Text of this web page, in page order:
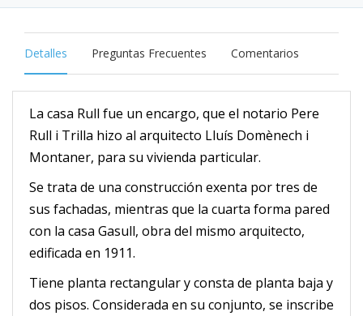
Detalles Preguntas Frecuentes Comentarios
La casa Rull fue un encargo, que el notario Pere
Rull i Trilla hizo al arquitecto Lluís Domènech i
Montaner, para su vivienda particular.
Se trata de una construcción exenta por tres de
sus fachadas, mientras que la cuarta forma pared
con la casa Gasull, obra del mismo arquitecto,
edificada en 1911.
Tiene planta rectangular y consta de planta baja y
dos pisos. Considerada en su conjunto, se inscribe